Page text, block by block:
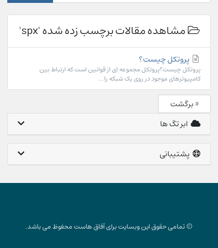
مشاهده مقالات برچسب زده شده 'spx'
پروتکل چیست؟
پروتکل چیست؟پروتکل مجموعه ای از قوانین است که ارتباط بین
کامپیوترهای موجود در روی یک شبکه را...
« برگشت
ابر تگ ها
پشتیبانی
© تمامی حقوق این وبسایت برای آفاق هاست محفوظ می باشد.